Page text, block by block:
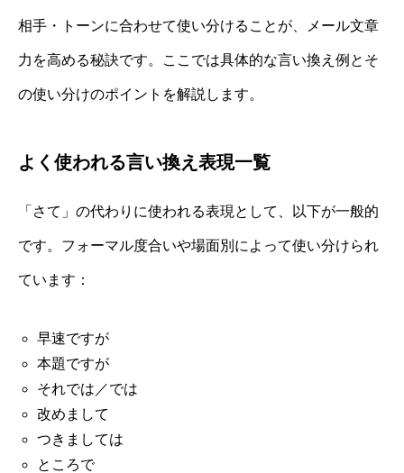
相手・トーンに合わせて使い分けることが、メール文章
力を高める秘訣です。ここでは具体的な言い換え例とそ
の使い分けのポイントを解説します。
よく使われる言い換え表現一覧
「さて」の代わりに使われる表現として、以下が一般的
です。フォーマル度合いや場面別によって使い分けられ
ています：
早速ですが
本題ですが
それでは／では
改めまして
つきましては
ところで